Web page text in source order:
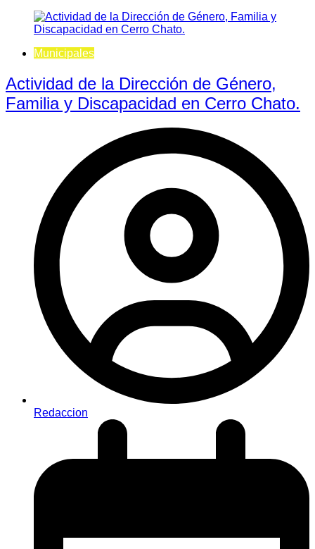
Municipales
Actividad de la Dirección de Género,
Familia y Discapacidad en Cerro Chato.
Redaccion